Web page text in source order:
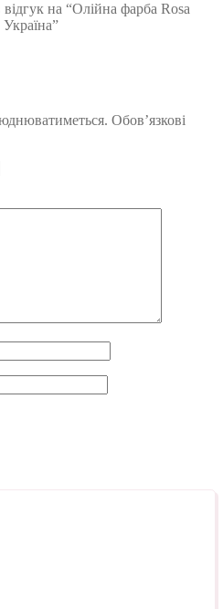
на “Олійна фарба Rosa
Обов’язкові